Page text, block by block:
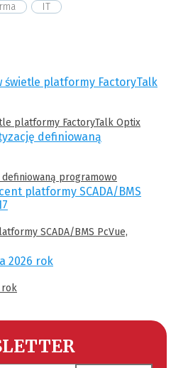
IT
platformy FactoryTalk Optix
programowo
SCADA/BMS PcVue,
rok